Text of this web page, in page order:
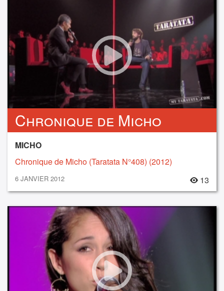
Chronique de Micho
MICHO
Chronique de Micho (Taratata N°408) (2012)
6 JANVIER 2012 13